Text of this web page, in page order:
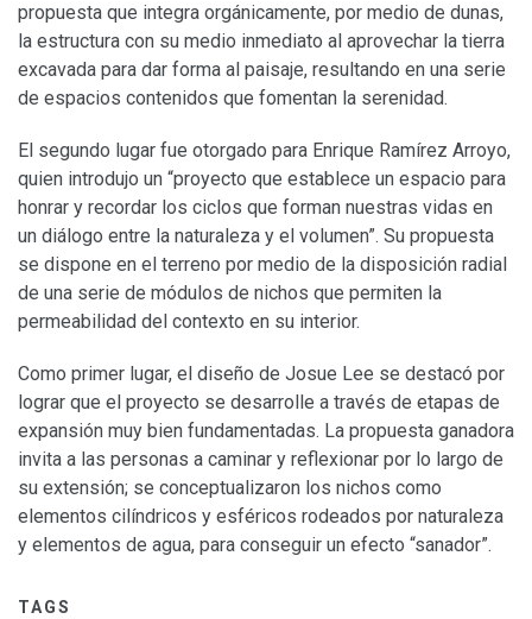
propuesta que integra orgánicamente, por medio de dunas,
la estructura con su medio inmediato al aprovechar la tierra
excavada para dar forma al paisaje, resultando en una serie
de espacios contenidos que fomentan la serenidad.
El segundo lugar fue otorgado para Enrique Ramírez Arroyo,
quien introdujo un “proyecto que establece un espacio para
honrar y recordar los ciclos que forman nuestras vidas en
un diálogo entre la naturaleza y el volumen”. Su propuesta
se dispone en el terreno por medio de la disposición radial
de una serie de módulos de nichos que permiten la
permeabilidad del contexto en su interior.
Como primer lugar, el diseño de Josue Lee se destacó por
lograr que el proyecto se desarrolle a través de etapas de
expansión muy bien fundamentadas. La propuesta ganadora
invita a las personas a caminar y reflexionar por lo largo de
su extensión; se conceptualizaron los nichos como
elementos cilíndricos y esféricos rodeados por naturaleza
y elementos de agua, para conseguir un efecto “sanador”.
TAGS